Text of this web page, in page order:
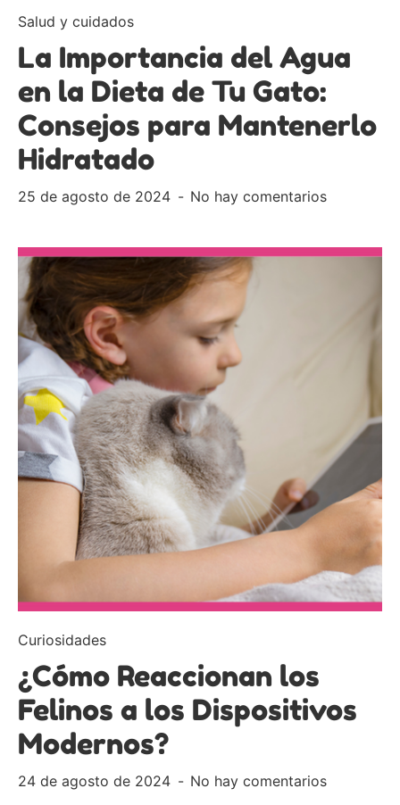
Salud y cuidados
La Importancia del Agua
en la Dieta de Tu Gato:
Consejos para Mantenerlo
Hidratado
25 de agosto de 2024 No hay comentarios
Curiosidades
¿Cómo Reaccionan los
Felinos a los Dispositivos
Modernos?
24 de agosto de 2024 No hay comentarios